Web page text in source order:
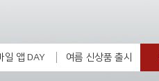
일 앱 DAY 여름 신상품 출시